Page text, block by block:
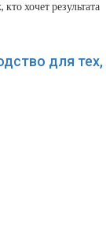
для тех,